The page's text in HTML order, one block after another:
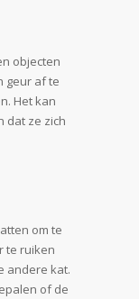
objecten
geur af te
Het kan
dat ze zich
om te
te ruiken
andere kat.
of de